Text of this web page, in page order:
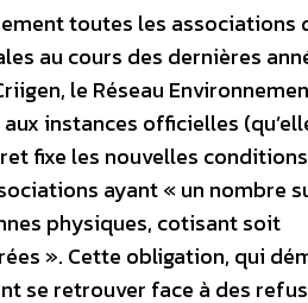
toutes les associations
au cours des dernières
le Réseau
instances officielles
fixe les nouvelles
ayant « un nombre
physiques, cotisant soit
». Cette obligation, qui
se retrouver face à des